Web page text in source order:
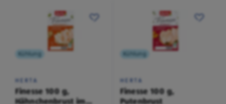
Kühlung
HERTA
Finesse 100 g,
Hähnchenbrust im
Kühlung
HERTA
Finesse 100 g,
Putenbrust